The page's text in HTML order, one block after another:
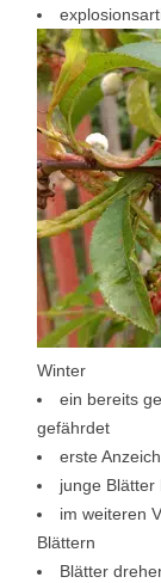
Winter
ein bereits
gefährdet
erste
junge Blätter
im weiteren
Blättern
Blätter